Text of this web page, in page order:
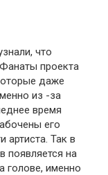
что
проекта
даже
из -за
время
его
артиста. Так в
появляется на
голове, именно